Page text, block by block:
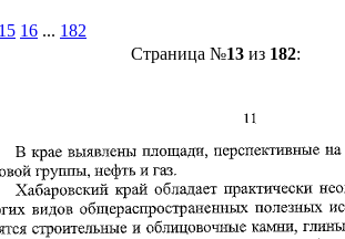
15 16 ... 182
Страница №13из 182: